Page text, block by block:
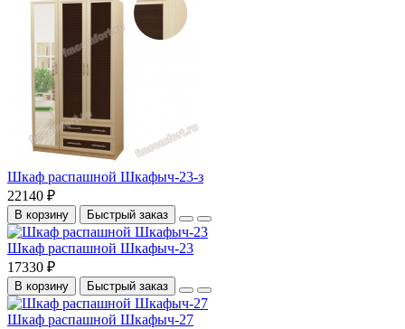
Шкаф распашной Шкафыч-23-з
22140 ₽
В корзину Быстрый заказ
Шкаф распашной Шкафыч-23
17330 ₽
В корзину Быстрый заказ
Шкаф распашной Шкафыч-27